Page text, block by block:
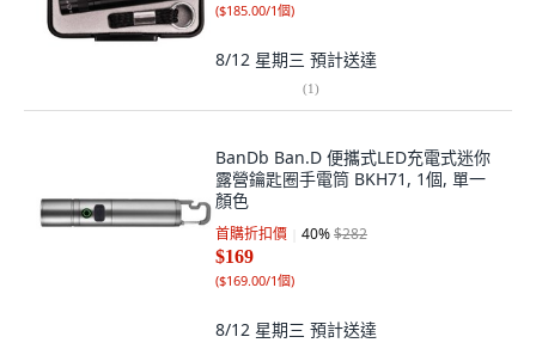
($185.00/1個)
8/12 星期三 預計送達
(1)
BanDb Ban.D 便攜式LED充電式迷你
露營鑰匙圈手電筒 BKH71, 1個, 單一
顏色
首購折扣價 40%$282
$169
($169.00/1個)
8/12 星期三 預計送達